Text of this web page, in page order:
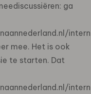
ga
mee. Het is ook
te starten. Dat